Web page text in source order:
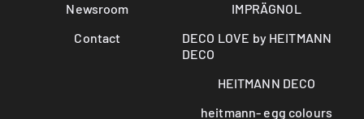
Newsroom
Contact
IMPRÄGNOL
DECO LOVE by HEITMANN
DECO
HEITMANN DECO
heitmann- egg colours